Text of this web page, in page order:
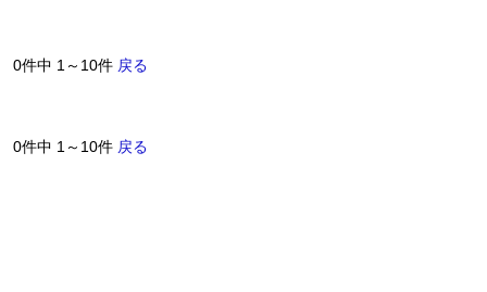
0件中 1～10件 戻る
0件中 1～10件 戻る